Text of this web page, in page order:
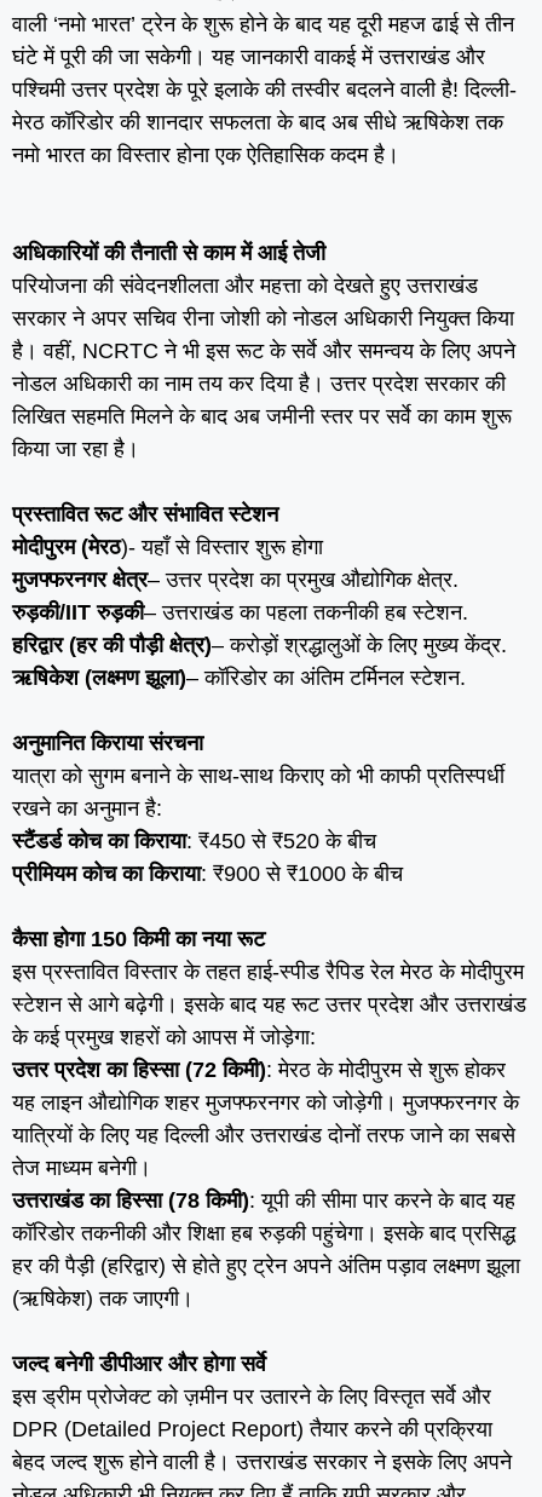
वाली ‘नमो भारत’ ट्रेन के शुरू होने के बाद यह दूरी महज ढाई से तीन
घंटे में पूरी की जा सकेगी। यह जानकारी वाकई में उत्तराखंड और
पश्चिमी उत्तर प्रदेश के पूरे इलाके की तस्वीर बदलने वाली है! दिल्ली-
मेरठ कॉरिडोर की शानदार सफलता के बाद अब सीधे ऋषिकेश तक
नमो भारत का विस्तार होना एक ऐतिहासिक कदम है।
अधिकारियों की तैनाती से काम में आई तेजी
परियोजना की संवेदनशीलता और महत्ता को देखते हुए उत्तराखंड
सरकार ने अपर सचिव रीना जोशी को नोडल अधिकारी नियुक्त किया
है। वहीं, NCRTC ने भी इस रूट के सर्वे और समन्वय के लिए अपने
नोडल अधिकारी का नाम तय कर दिया है। उत्तर प्रदेश सरकार की
लिखित सहमति मिलने के बाद अब जमीनी स्तर पर सर्वे का काम शुरू
किया जा रहा है।
प्रस्तावित रूट और संभावित स्टेशन
मोदीपुरम (मेरठ)- यहाँ से विस्तार शुरू होगा
मुजफ्फरनगर क्षेत्र– उत्तर प्रदेश का प्रमुख औद्योगिक क्षेत्र.
रुड़की/IIT रुड़की– उत्तराखंड का पहला तकनीकी हब स्टेशन.
हरिद्वार (हर की पौड़ी क्षेत्र)– करोड़ों श्रद्धालुओं के लिए मुख्य केंद्र.
ऋषिकेश (लक्ष्मण झूला)– कॉरिडोर का अंतिम टर्मिनल स्टेशन.
अनुमानित किराया संरचना
यात्रा को सुगम बनाने के साथ-साथ किराए को भी काफी प्रतिस्पर्धी
रखने का अनुमान है:
स्टैंडर्ड कोच का किराया: ₹450 से ₹520 के बीच
प्रीमियम कोच का किराया: ₹900 से ₹1000 के बीच
कैसा होगा 150 किमी का नया रूट
इस प्रस्तावित विस्तार के तहत हाई-स्पीड रैपिड रेल मेरठ के मोदीपुरम
स्टेशन से आगे बढ़ेगी। इसके बाद यह रूट उत्तर प्रदेश और उत्तराखंड
के कई प्रमुख शहरों को आपस में जोड़ेगा:
उत्तर प्रदेश का हिस्सा (72 किमी): मेरठ के मोदीपुरम से शुरू होकर
यह लाइन औद्योगिक शहर मुजफ्फरनगर को जोड़ेगी। मुजफ्फरनगर के
यात्रियों के लिए यह दिल्ली और उत्तराखंड दोनों तरफ जाने का सबसे
तेज माध्यम बनेगी।
उत्तराखंड का हिस्सा (78 किमी): यूपी की सीमा पार करने के बाद यह
कॉरिडोर तकनीकी और शिक्षा हब रुड़की पहुंचेगा। इसके बाद प्रसिद्ध
हर की पैड़ी (हरिद्वार) से होते हुए ट्रेन अपने अंतिम पड़ाव लक्ष्मण झूला
(ऋषिकेश) तक जाएगी।
जल्द बनेगी डीपीआर और होगा सर्वे
इस ड्रीम प्रोजेक्ट को ज़मीन पर उतारने के लिए विस्तृत सर्वे और
DPR (Detailed Project Report) तैयार करने की प्रक्रिया
बेहद जल्द शुरू होने वाली है। उत्तराखंड सरकार ने इसके लिए अपने